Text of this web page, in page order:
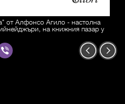
от Алфонсо Агило - настолна
на книжния пазар у